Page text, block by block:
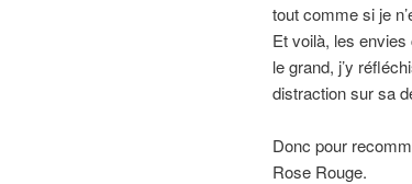
tout comme si je
Et voilà, les
le grand, j’y
distraction sur sa
Donc pour
Rose Rouge.